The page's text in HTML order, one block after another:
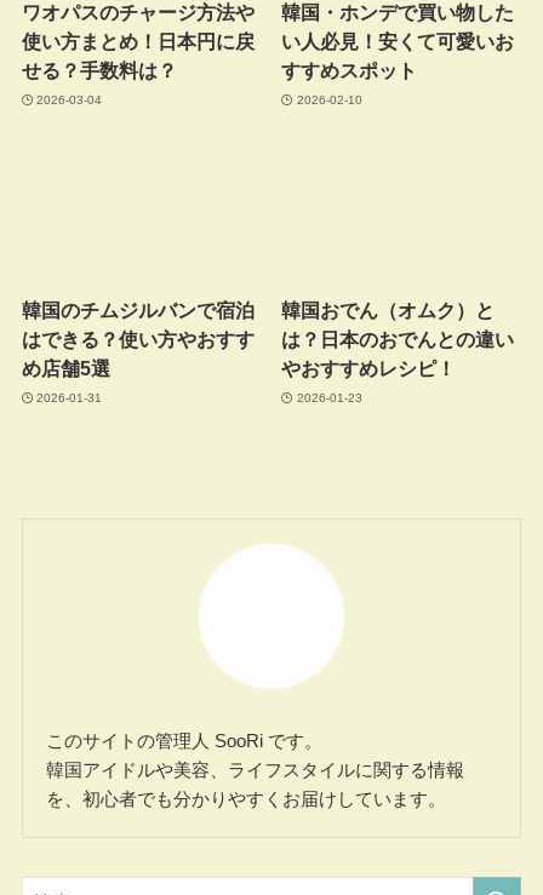
ワオパスのチャージ方法や
使い方まとめ！日本円に戻
せる？手数料は？
2026-03-04
韓国・ホンデで買い物した
い人必見！安くて可愛いお
すすめスポット
2026-02-10
韓国のチムジルバンで宿泊
はできる？使い方やおすす
め店舗5選
2026-01-31
韓国おでん（オムク）と
は？日本のおでんとの違い
やおすすめレシピ！
2026-01-23
このサイトの管理人 SooRi です。
韓国アイドルや美容、ライフスタイルに関する情報
を、初心者でも分かりやすくお届けしています。